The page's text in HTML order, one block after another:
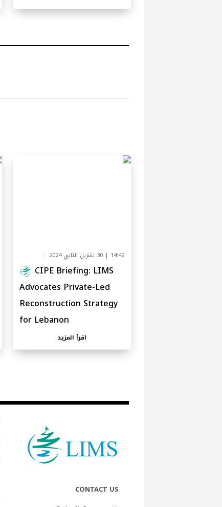
14:42 | 30 تشرين الثاني 2024
CIPE Briefing: LIMS
Advocates Private-Led
Reconstruction Strategy
for Lebanon
اقرأ المزيد
CONTACT US